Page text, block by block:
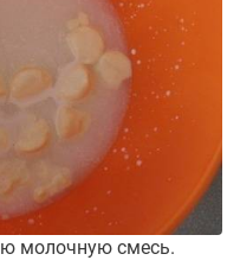
молочную смесь.